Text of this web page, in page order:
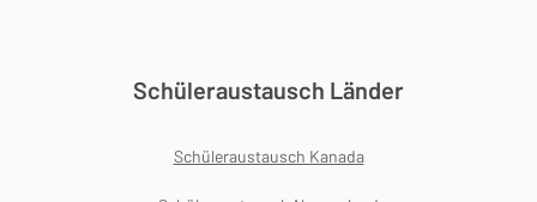
Schüleraustausch Länder
Schüleraustausch Kanada